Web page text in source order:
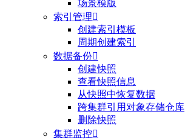
场景模版
索引管理
创建索引模板
周期创建索引
数据备份
创建快照
查看快照信息
从快照中恢复数据
跨集群引用对象存储仓库
删除快照
集群监控